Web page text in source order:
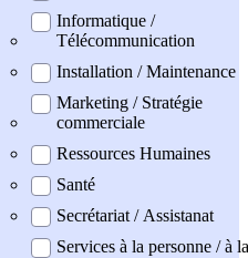
Informatique /
Télécommunication
Installation / Maintenance
Marketing / Stratégie
commerciale
Ressources Humaines
Santé
Secrétariat / Assistanat
Services à la personne / à la